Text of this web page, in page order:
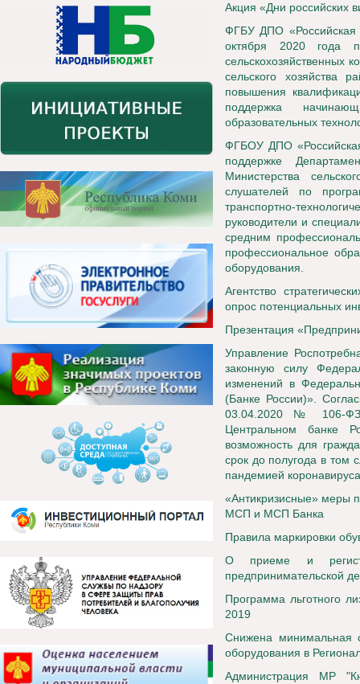
Акция «Дни российских
ФГБУ ДПО «Российская
октября 2020 года
сельскохозяйственных
сельского хозяйства
повышения
поддержка
образовательных
ФГБОУ ДПО
поддержке
Министерства
слушателей по
транспортно-
руководители и
средним
профессиональное
оборудования.
Агентство
опрос потенциальных
Презентация
Управление
законную силу
изменений в
(Банке России)».
03.04.2020 № 106-ФЗ
Центральном банке
возможность для
срок до полугода в том
пандемией
«Антикризисные» меры
МСП и МСП Банка
Правила маркировки
О приеме и
предпринимательской
Программа льготного
2019
Снижена минимальная
оборудования в
Администрация МР